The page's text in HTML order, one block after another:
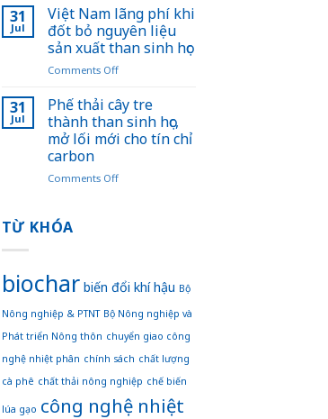
vực
trồng
trọt
giai
đoạn
–
2035,
tầm
nhìn
năm
hướng
nền
nông
nghiệp
xanh
và
bền
vững
vị
than
sinh
học
trong
lược
giảm
phát
thải
trồng
31
Jul
Việt Nam lãng phí khi
đốt bỏ nguyên liệu
sản xuất than sinh học
Comments Offon
Nam
lãng
phí
khi
bỏ
học
31
Jul
Phế thải cây tre
thành than sinh học,
mở lối mới cho tín chỉ
carbon
Comments Offon
sinh
mở
mới
cho
tín
chỉ
carbon
TỪ KHÓA
biochar biến đổi khí hậu Bộ
Nông nghiệp & PTNT Bộ Nông nghiệp và
Phát triển Nông thôn chuyển giao công
nghệ nhiệt phân chính sách chất lượng
cà phê chất thải nông nghiệp chế biến
lúa gạo công nghệ nhiệt